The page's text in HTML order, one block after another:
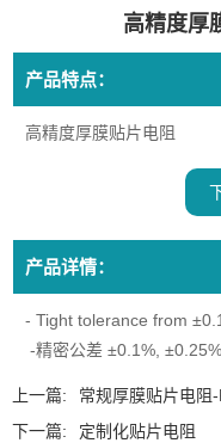
高精度厚
产品特点：
高精度厚膜贴片电阻
产品详情：
- Tight tolerance from
-精密公差 ±0.1%,
上一篇:
常规厚膜贴片电阻-
下一篇:
定制化贴片电阻